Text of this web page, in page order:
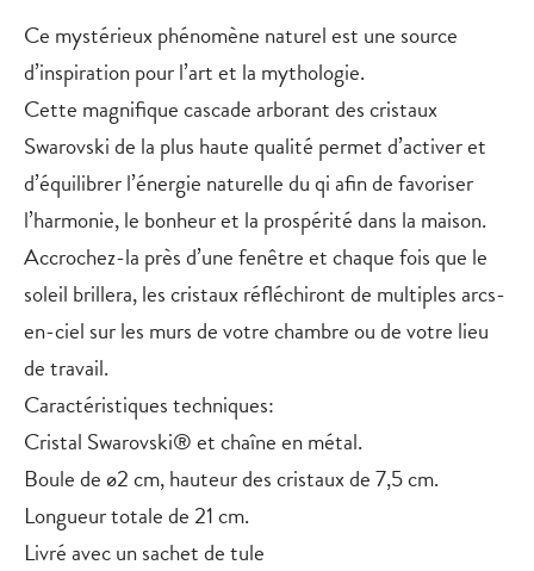
Ce mystérieux phénomène naturel est une source
d’inspiration pour l’art et la mythologie.
Cette magnifique cascade arborant des cristaux
Swarovski de la plus haute qualité permet d’activer et
d’équilibrer l’énergie naturelle du qi afin de favoriser
l’harmonie, le bonheur et la prospérité dans la maison.
Accrochez-la près d’une fenêtre et chaque fois que le
soleil brillera, les cristaux réfléchiront de multiples arcs-
en-ciel sur les murs de votre chambre ou de votre lieu
de travail.
Caractéristiques techniques:
Cristal Swarovski® et chaîne en métal.
Boule de ø2 cm, hauteur des cristaux de 7,5 cm.
Longueur totale de 21 cm.
Livré avec un sachet de tule